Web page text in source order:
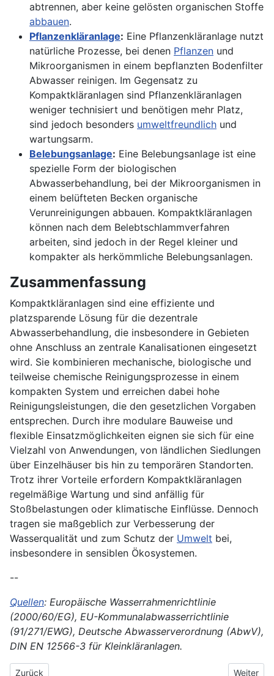
abtrennen, aber keine gelösten organischen Stoffe
abbauen.
Pflanzenkläranlage: Eine Pflanzenkläranlage nutzt
natürliche Prozesse, bei denen Pflanzen und
Mikroorganismen in einem bepflanzten Bodenfilter
Abwasser reinigen. Im Gegensatz zu
Kompaktkläranlagen sind Pflanzenkläranlagen
weniger technisiert und benötigen mehr Platz,
sind jedoch besonders umweltfreundlich und
wartungsarm.
Belebungsanlage: Eine Belebungsanlage ist eine
spezielle Form der biologischen
Abwasserbehandlung, bei der Mikroorganismen in
einem belüfteten Becken organische
Verunreinigungen abbauen. Kompaktkläranlagen
können nach dem Belebtschlammverfahren
arbeiten, sind jedoch in der Regel kleiner und
kompakter als herkömmliche Belebungsanlagen.
Zusammenfassung
Kompaktkläranlagen sind eine effiziente und
platzsparende Lösung für die dezentrale
Abwasserbehandlung, die insbesondere in Gebieten
ohne Anschluss an zentrale Kanalisationen eingesetzt
wird. Sie kombinieren mechanische, biologische und
teilweise chemische Reinigungsprozesse in einem
kompakten System und erreichen dabei hohe
Reinigungsleistungen, die den gesetzlichen Vorgaben
entsprechen. Durch ihre modulare Bauweise und
flexible Einsatzmöglichkeiten eignen sie sich für eine
Vielzahl von Anwendungen, von ländlichen Siedlungen
über Einzelhäuser bis hin zu temporären Standorten.
Trotz ihrer Vorteile erfordern Kompaktkläranlagen
regelmäßige Wartung und sind anfällig für
Stoßbelastungen oder klimatische Einflüsse. Dennoch
tragen sie maßgeblich zur Verbesserung der
Wasserqualität und zum Schutz der Umwelt bei,
insbesondere in sensiblen Ökosystemen.
--
Quellen: Europäische Wasserrahmenrichtlinie
(2000/60/EG), EU-Kommunalabwasserrichtlinie
(91/271/EWG), Deutsche Abwasserverordnung (AbwV),
DIN EN 12566-3 für Kleinkläranlagen.
Vorheriger Beitrag: Kommunale Abfallwirtschaft
Zurück Nächster
Weiter